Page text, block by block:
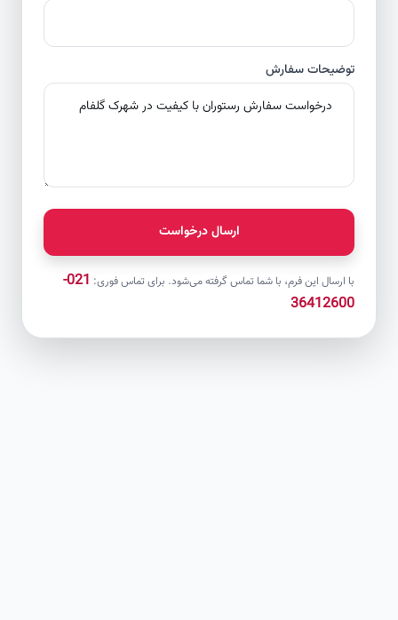
توضیحات سفارش
ارسال درخواست
با ارسال این فرم، با شما تماس گرفته می‌شود. برای تماس فوری:
021-
36412600